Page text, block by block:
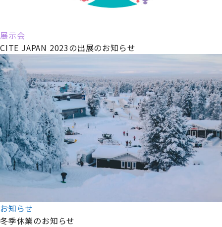
展示会
CITE JAPAN 2023の出展のお知らせ
お知らせ
冬季休業のお知らせ